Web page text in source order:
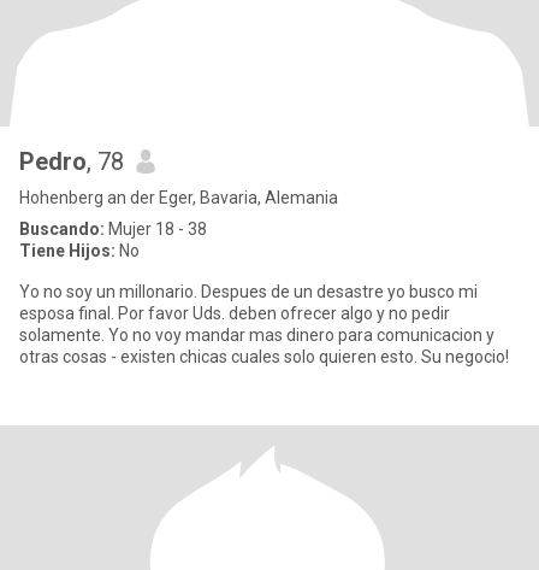
Pedro, 78
Hohenberg an der Eger, Bavaria, Alemania
Buscando: Mujer 18 - 38
Tiene Hijos: No
Yo no soy un millonario. Despues de un desastre yo busco mi
esposa final. Por favor Uds. deben ofrecer algo y no pedir
solamente. Yo no voy mandar mas dinero para comunicacion y
otras cosas - existen chicas cuales solo quieren esto. Su negocio!